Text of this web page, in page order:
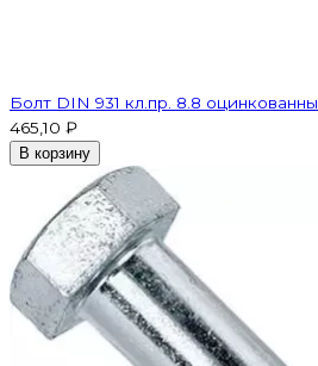
Болт DIN 931 кл.пр. 8.8
465,10 ₽
В корзину